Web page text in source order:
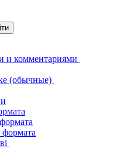
и комментариями
(обычные)